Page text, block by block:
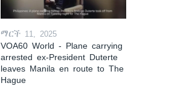
ማርች 11, 2025
VOA60 World - Plane carrying
arrested ex-President Duterte
leaves Manila en route to The
Hague